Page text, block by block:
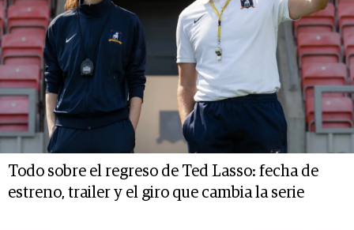
Todo sobre el regreso de Ted Lasso: fecha de
estreno, trailer y el giro que cambia la serie